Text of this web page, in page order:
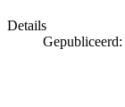
Details
Gepubliceerd: